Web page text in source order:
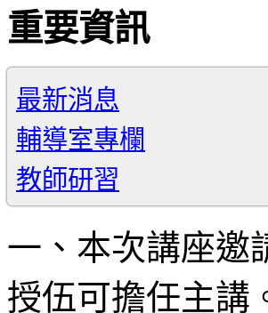
重要資訊
最新消息
輔導室專欄
教師研習
一、本次講座邀
授伍可擔任主講